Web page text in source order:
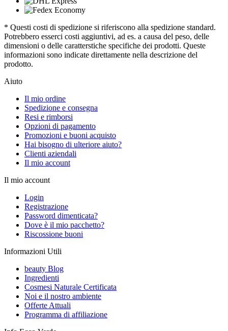
* Questi costi di spedizione si riferiscono alla spedizione standard.
Potrebbero esserci costi aggiuntivi, ad es. a causa del peso, delle
dimensioni o delle caratterstiche specifiche dei prodotti. Queste
informazioni sono indicate direttamente nella descrizione del
prodotto.
Aiuto
Il mio ordine
Spedizione e consegna
Resi e rimborsi
Opzioni di pagamento
Promozioni e buoni acquisto
Hai bisogno di ulteriore aiuto?
Clienti aziendali
Il mio account
Il mio account
Login
Registrazione
Password dimenticata?
Dove è il mio pacchetto?
Riscossione buoni
Informazioni Utili
beauty Blog
Ingredienti
Cosmesi Naturale Certificata
Noi e il nostro ambiente
Offerte Attuali
Programma di affiliazione